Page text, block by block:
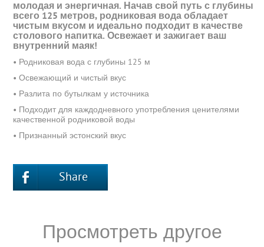
молодая и энергичная. Начав свой путь с глубины
всего 125 метров, родниковая вода обладает
чистым вкусом и идеально подходит в качестве
столового напитка. Освежает и зажигает ваш
внутренний маяк!
• Родниковая вода с глубины 125 м
• Освежающий и чистый вкус
• Разлита по бутылкам у источника
• Подходит для каждодневного употребления ценителями
качественной родниковой воды
• Признанный эстонский вкус
Share
Просмотреть другое